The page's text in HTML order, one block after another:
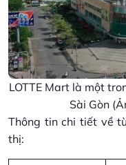
LOTTE Mart là một
Sài Gòn
Thông tin chi tiết về
thị: